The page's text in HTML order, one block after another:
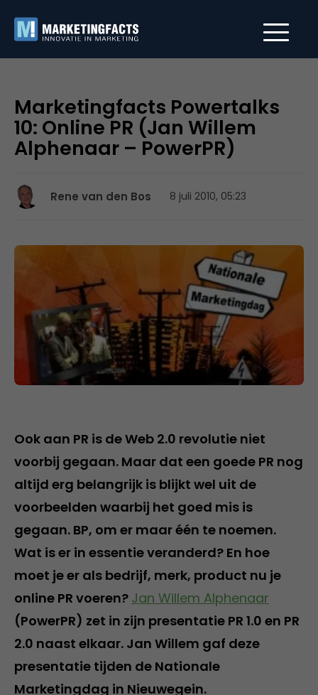
Marketingfacts Powertalks
10: Online PR (Jan Willem
Alphenaar – PowerPR)
Rene van den Bos 8 juli 2010, 05:23
Ook aan PR is de Web 2.0 revolutie niet
voorbij gegaan. Maar dat een goede PR nog
altijd erg belangrijk is blijkt wel uit de
voorbeelden waarbij het goed mis is
gegaan. BP, om er maar één te noemen.
Wat is er in essentie veranderd? En hoe
moet je er als bedrijf, merk, product nu je
online PR voeren? Jan Willem Alphenaar
(PowerPR) zet in zijn presentatie PR 1.0 en PR
2.0 naast elkaar. Jan Willem gaf deze
presentatie tijden de Nationale
Marketingdag in Nieuwegein.